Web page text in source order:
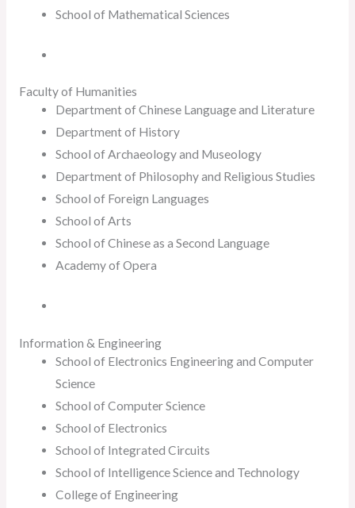
School of Mathematical Sciences
Faculty of Humanities
Department of Chinese Language and Literature
Department of History
School of Archaeology and Museology
Department of Philosophy and Religious Studies
School of Foreign Languages
School of Arts
School of Chinese as a Second Language
Academy of Opera
Information & Engineering
School of Electronics Engineering and Computer
Science
School of Computer Science
School of Electronics
School of Integrated Circuits
School of Intelligence Science and Technology
College of Engineering